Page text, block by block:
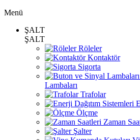
Menü
ŞALT
ŞALT
Röleler
Kontaktör
Sigorta
Lambaları
Trafolar
Ölçme
Zaman
Şalter